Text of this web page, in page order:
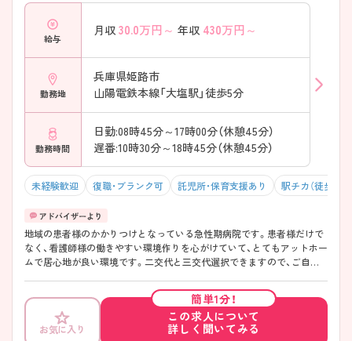
給与
月収 30.0万円～ 年収 430万円～
勤務地
兵庫県姫路市
山陽電鉄本線「大塩駅」徒歩5分
勤務時間
日勤:08時45分～17時00分（休憩45分）
遅番:10時30分～18時45分（休憩45分）
未経験歓迎 復職・ブランク可 託児所・保育支援あり 駅チカ（徒歩10
地域の患者様のかかりつけとなっている急性期病院です。患者様だけで
なく、看護師様の働きやすい環境作りを心がけていて、とてもアットホー
ムで居心地が良い環境です。二交代と三交代選択できますので、ご自身
ありますので子育て世代の方も活躍されております☆ ご興味ございま
したらお気軽にお問い合わせください。
お気に入り
簡単1分！
この求人について
詳しく聞いてみる